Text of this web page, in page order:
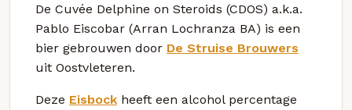
De Cuvée Delphine on Steroids (CDOS) a.k.a.
Pablo Eiscobar (Arran Lochranza BA) is een
bier gebrouwen door De Struise Brouwers
uit Oostvleteren.
Deze Eisbock heeft een alcohol percentage